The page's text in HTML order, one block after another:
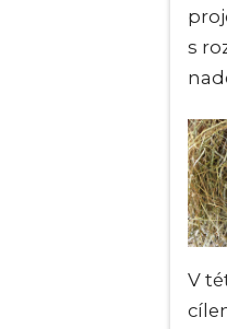
s
V